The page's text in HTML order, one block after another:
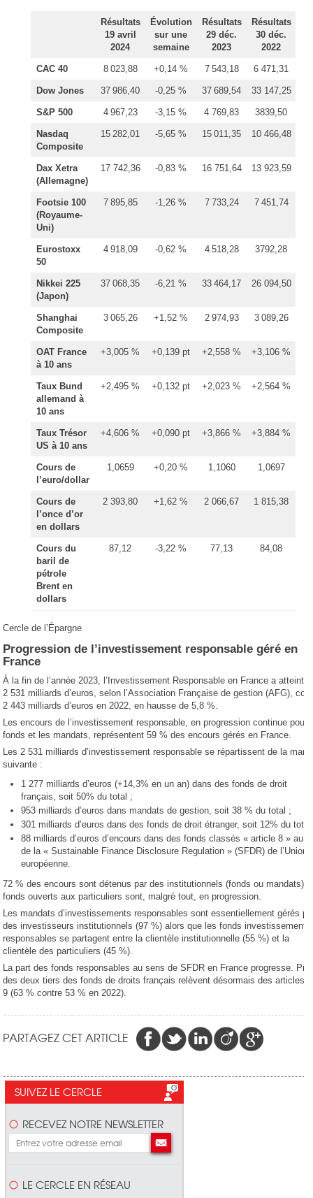
Résultats
19 avril
2024
Évolution
sur une
semaine
Résultats
29 déc.
2023
Résultats
30 déc.
2022
CAC 40 8 023,88 +0,14 % 7 543,18 6 471,31
Dow Jones 37 986,40 -0,25 % 37 689,54 33 147,25
S&P 500 4 967,23 -3,15 % 4 769,83 3839,50
Nasdaq
Composite
15 282,01 -5,65 % 15 011,35 10 466,48
Dax Xetra
(Allemagne)
17 742,36 -0,83 % 16 751,64 13 923,59
Footsie 100
(Royaume-
Uni)
7 895,85 -1,26 % 7 733,24 7 451,74
Eurostoxx
50
4 918,09 -0,62 % 4 518,28 3792,28
Nikkei 225
(Japon)
37 068,35 -6,21 % 33 464,17 26 094,50
Shanghai
Composite
3 065,26 +1,52 % 2 974,93 3 089,26
OAT France
à 10 ans
+3,005 % +0,139 pt +2,558 % +3,106 %
Taux Bund
allemand à
10 ans
+2,495 % +0,132 pt +2,023 % +2,564 %
Taux Trésor
US à 10 ans
+4,606 % +0,090 pt +3,866 % +3,884 %
Cours de
l’euro/dollar
1,0659 +0,20 % 1,1060 1,0697
Cours de
l’once d’or
en dollars
2 393,80 +1,62 % 2 066,67 1 815,38
Cours du
baril de
pétrole
Brent en
dollars
87,12 -3,22 % 77,13 84,08
Cercle de l’Épargne
Progression de l’investissement responsable géré en
France
À la fin de l’année 2023, l’Investissement Responsable en France a atteint,
2 531 milliards d’euros, selon l’Association Française de gestion (AFG),
2 443 milliards d’euros en 2022, en hausse de 5,8 %.
Les encours de l’investissement responsable, en progression continue pour
fonds et les mandats, représentent 59 % des encours gérés en France.
Les 2 531 milliards d’investissement responsable se répartissent de la
suivante :
1 277 milliards d’euros (+14,3% en un an) dans des fonds de droit
français, soit 50% du total ;
953 milliards d’euros dans mandats de gestion, soit 38 % du total ;
301 milliards d’euros dans des fonds de droit étranger, soit 12% du
88 milliards d’euros d’encours dans des fonds classés « article 8 » au
de la « Sustainable Finance Disclosure Regulation » (SFDR) de l’Union
européenne.
72 % des encours sont détenus par des institutionnels (fonds ou mandats).
fonds ouverts aux particuliers sont, malgré tout, en progression.
Les mandats d’investissements responsables sont essentiellement gérés
des investisseurs institutionnels (97 %) alors que les fonds investissements
responsables se partagent entre la clientèle institutionnelle (55 %) et la
clientèle des particuliers (45 %).
La part des fonds responsables au sens de SFDR en France progresse.
des deux tiers des fonds de droits français relèvent désormais des articles
9 (63 % contre 53 % en 2022).
PARTAGEZ CET ARTICLE
SUIVEZ LE CERCLE
RECEVEZ NOTRE NEWSLETTER
LE CERCLE EN RÉSEAU